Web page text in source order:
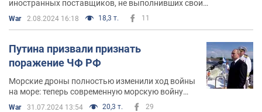
иностранных поставщиков, не выполнивших свои
обязательства перед ВСУ
War 2.08.2024 16:18 18,3 т. 11
Путина призвали признать
поражение ЧФ РФ
Морские дроны полностью изменили ход войны
на море: теперь современную морскую войну
невозможно представить без их применения
War 31.07.2024 13:54 20,3 т. 29